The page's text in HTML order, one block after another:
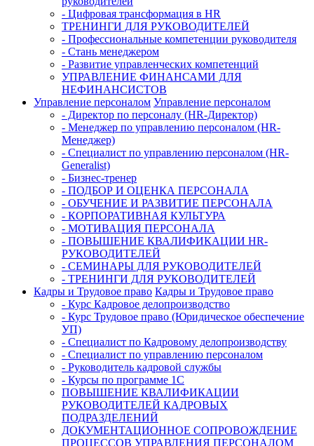
- Цифровая трансформация в HR
ТРЕНИНГИ ДЛЯ РУКОВОДИТЕЛЕЙ
- Профессиональные компетенции руководителя
- Стань менеджером
- Развитие управленческих компетенций
УПРАВЛЕНИЕ ФИНАНСАМИ ДЛЯ
НЕФИНАНСИСТОВ
Управление персоналом Управление персоналом
- Директор по персоналу (HR-Директор)
- Менеджер по управлению персоналом (HR-
Менеджер)
- Специалист по управлению персоналом (HR-
Generalist)
- Бизнес-тренер
- ПОДБОР И ОЦЕНКА ПЕРСОНАЛА
- ОБУЧЕНИЕ И РАЗВИТИЕ ПЕРСОНАЛА
- КОРПОРАТИВНАЯ КУЛЬТУРА
- МОТИВАЦИЯ ПЕРСОНАЛА
- ПОВЫШЕНИЕ КВАЛИФИКАЦИИ HR-
РУКОВОДИТЕЛЕЙ
- СЕМИНАРЫ ДЛЯ РУКОВОДИТЕЛЕЙ
- ТРЕНИНГИ ДЛЯ РУКОВОДИТЕЛЕЙ
Кадры и Трудовое право Кадры и Трудовое право
- Курс Кадровое делопроизводство
- Курс Трудовое право (Юридическое обеспечение
УП)
- Специалист по Кадровому делопроизводству
- Специалист по управлению персоналом
- Руководитель кадровой службы
- Курсы по программе 1С
ПОВЫШЕНИЕ КВАЛИФИКАЦИИ
РУКОВОДИТЕЛЕЙ КАДРОВЫХ
ПОДРАЗДЕЛЕНИЙ
ДОКУМЕНТАЦИОННОЕ СОПРОВОЖДЕНИЕ
ПРОЦЕССОВ УПРАВЛЕНИЯ ПЕРСОНАЛОМ